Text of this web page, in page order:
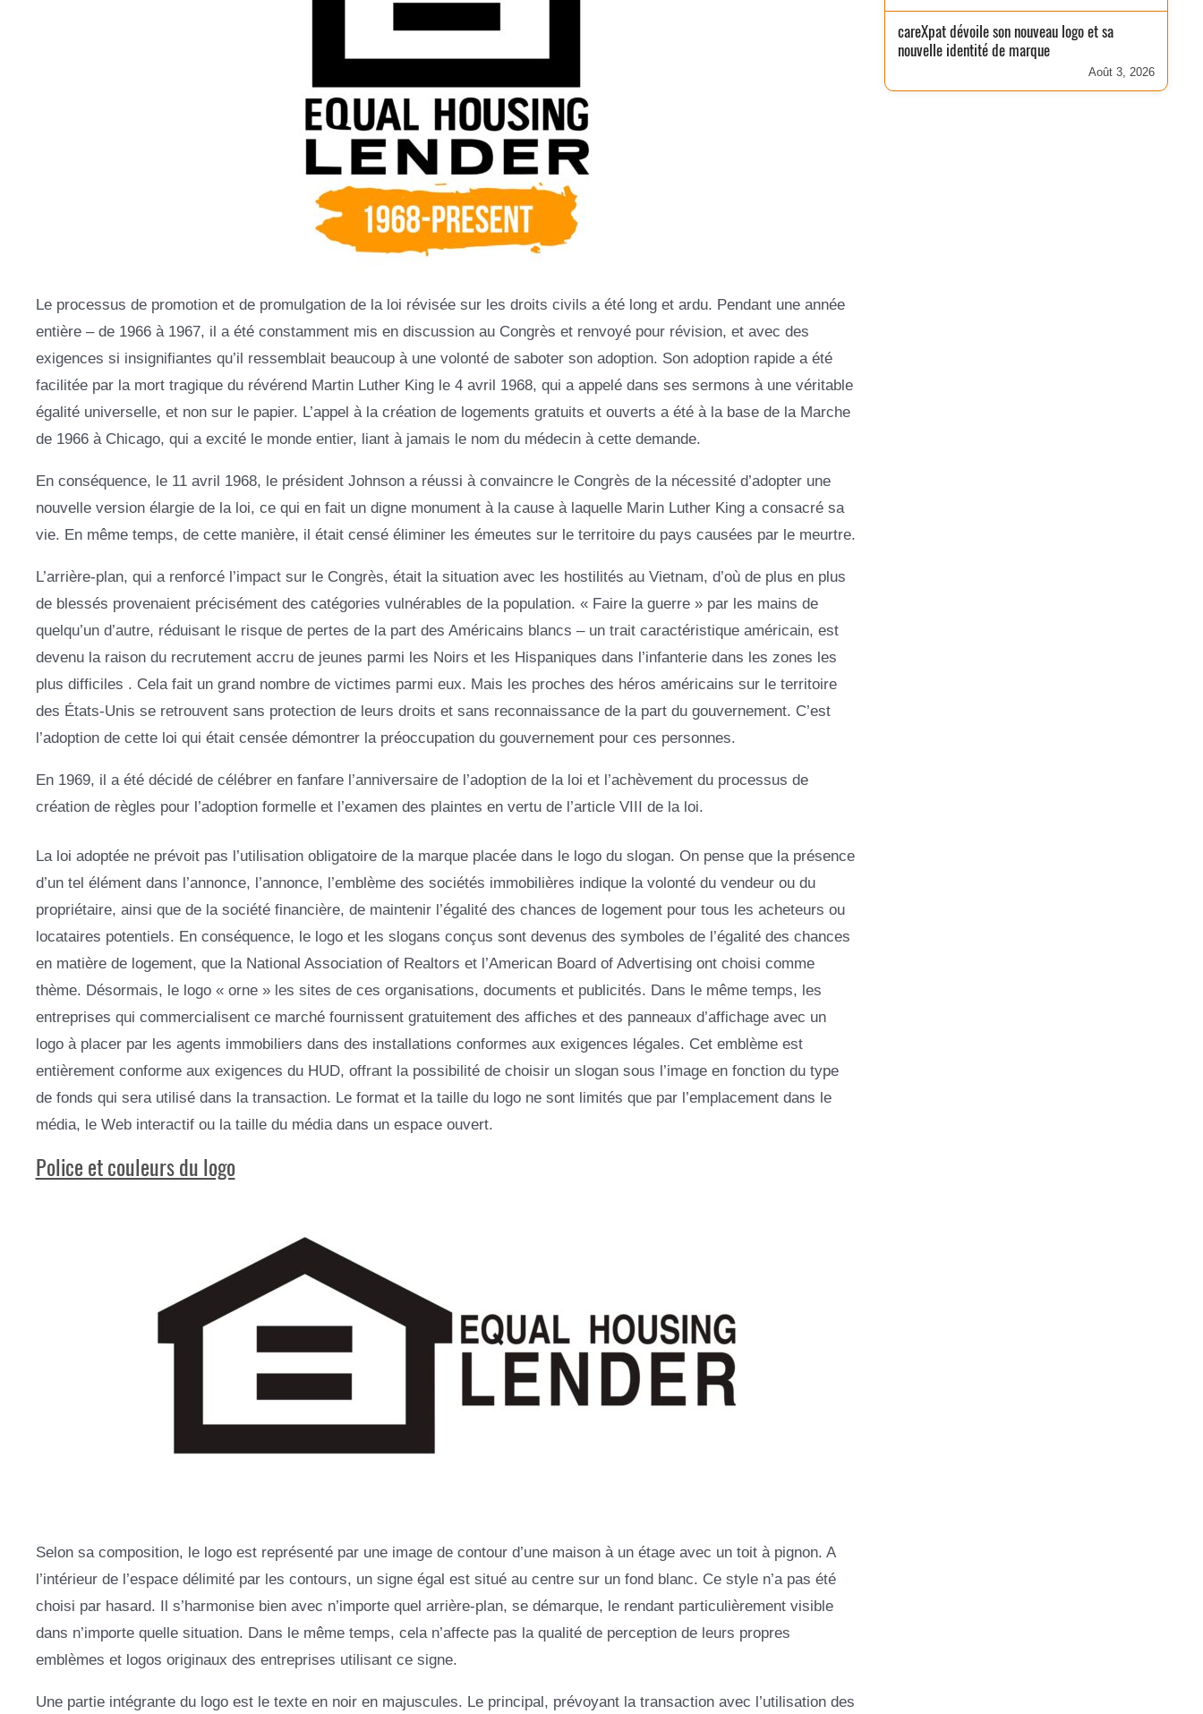
Le processus de promotion et de promulgation de la loi révisée sur les droits civils a été long et ardu. Pendant une année
entière – de 1966 à 1967, il a été constamment mis en discussion au Congrès et renvoyé pour révision, et avec des
exigences si insignifiantes qu’il ressemblait beaucoup à une volonté de saboter son adoption. Son adoption rapide a été
facilitée par la mort tragique du révérend Martin Luther King le 4 avril 1968, qui a appelé dans ses sermons à une véritable
égalité universelle, et non sur le papier. L’appel à la création de logements gratuits et ouverts a été à la base de la Marche
de 1966 à Chicago, qui a excité le monde entier, liant à jamais le nom du médecin à cette demande.
En conséquence, le 11 avril 1968, le président Johnson a réussi à convaincre le Congrès de la nécessité d’adopter une
nouvelle version élargie de la loi, ce qui en fait un digne monument à la cause à laquelle Marin Luther King a consacré sa
vie. En même temps, de cette manière, il était censé éliminer les émeutes sur le territoire du pays causées par le meurtre.
L’arrière-plan, qui a renforcé l’impact sur le Congrès, était la situation avec les hostilités au Vietnam, d’où de plus en plus
de blessés provenaient précisément des catégories vulnérables de la population. « Faire la guerre » par les mains de
quelqu’un d’autre, réduisant le risque de pertes de la part des Américains blancs – un trait caractéristique américain, est
devenu la raison du recrutement accru de jeunes parmi les Noirs et les Hispaniques dans l’infanterie dans les zones les
plus difficiles . Cela fait un grand nombre de victimes parmi eux. Mais les proches des héros américains sur le territoire
des États-Unis se retrouvent sans protection de leurs droits et sans reconnaissance de la part du gouvernement. C’est
l’adoption de cette loi qui était censée démontrer la préoccupation du gouvernement pour ces personnes.
En 1969, il a été décidé de célébrer en fanfare l’anniversaire de l’adoption de la loi et l’achèvement du processus de
création de règles pour l’adoption formelle et l’examen des plaintes en vertu de l’article VIII de la loi.
La loi adoptée ne prévoit pas l’utilisation obligatoire de la marque placée dans le logo du slogan. On pense que la présence
d’un tel élément dans l’annonce, l’annonce, l’emblème des sociétés immobilières indique la volonté du vendeur ou du
propriétaire, ainsi que de la société financière, de maintenir l’égalité des chances de logement pour tous les acheteurs ou
locataires potentiels. En conséquence, le logo et les slogans conçus sont devenus des symboles de l’égalité des chances
en matière de logement, que la National Association of Realtors et l’American Board of Advertising ont choisi comme
thème. Désormais, le logo « orne » les sites de ces organisations, documents et publicités. Dans le même temps, les
entreprises qui commercialisent ce marché fournissent gratuitement des affiches et des panneaux d’affichage avec un
logo à placer par les agents immobiliers dans des installations conformes aux exigences légales. Cet emblème est
entièrement conforme aux exigences du HUD, offrant la possibilité de choisir un slogan sous l’image en fonction du type
de fonds qui sera utilisé dans la transaction. Le format et la taille du logo ne sont limités que par l’emplacement dans le
média, le Web interactif ou la taille du média dans un espace ouvert.
Police et couleurs du logo
Selon sa composition, le logo est représenté par une image de contour d’une maison à un étage avec un toit à pignon. A
l’intérieur de l’espace délimité par les contours, un signe égal est situé au centre sur un fond blanc. Ce style n’a pas été
choisi par hasard. Il s’harmonise bien avec n’importe quel arrière-plan, se démarque, le rendant particulièrement visible
dans n’importe quelle situation. Dans le même temps, cela n’affecte pas la qualité de perception de leurs propres
emblèmes et logos originaux des entreprises utilisant ce signe.
Une partie intégrante du logo est le texte en noir en majuscules. Le principal, prévoyant la transaction avec l’utilisation des
careXpat dévoile son nouveau logo et sa
nouvelle identité de marque
Août 3, 2026